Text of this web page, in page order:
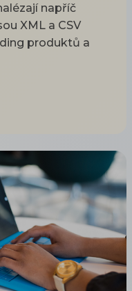
napříč
XML a CSV
produktů a